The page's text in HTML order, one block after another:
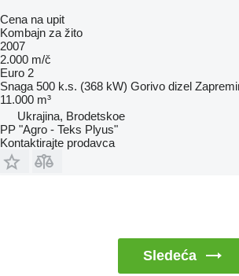
Cena na upit
Kombajn za žito
2007
2.000 m/č
Euro 2
Snaga 500 k.s. (368 kW) Gorivo dizel
11.000 m³
Ukrajina, Brodetskoe
PP "Agro - Teks Plyus"
Kontaktirajte prodavca
Sledeća